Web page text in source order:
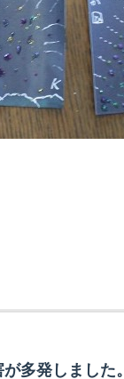
多発しました。